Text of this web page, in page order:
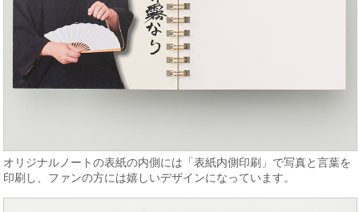
オリジナルノートの表紙の内側には「表紙内側印刷」で写真と言葉を
印刷し、ファンの方には嬉しいデザインになっています。